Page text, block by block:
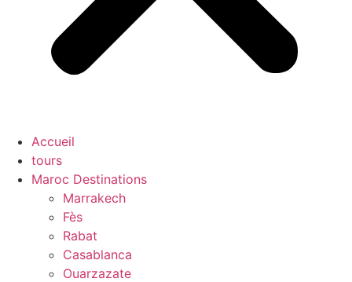
Accueil
tours
Maroc Destinations
Marrakech
Fès
Rabat
Casablanca
Ouarzazate